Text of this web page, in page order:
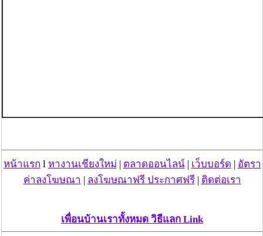
หน้าแรก l หางานเชียงใหม่ | ตลาดออนไลน์| เว็บบอร์ด | อัตรา
ค่าลงโฆษณา | ลงโฆษณาฟรี ประกาศฟรี| ติดต่อเรา
เพื่อนบ้านเราทั้งหมด วิธีแลก Link